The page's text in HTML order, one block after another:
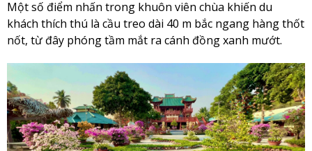
Một số điểm nhấn trong khuôn viên chùa khiến du
khách thích thú là cầu treo dài 40 m bắc ngang hàng thốt
nốt, từ đây phóng tầm mắt ra cánh đồng xanh mướt.